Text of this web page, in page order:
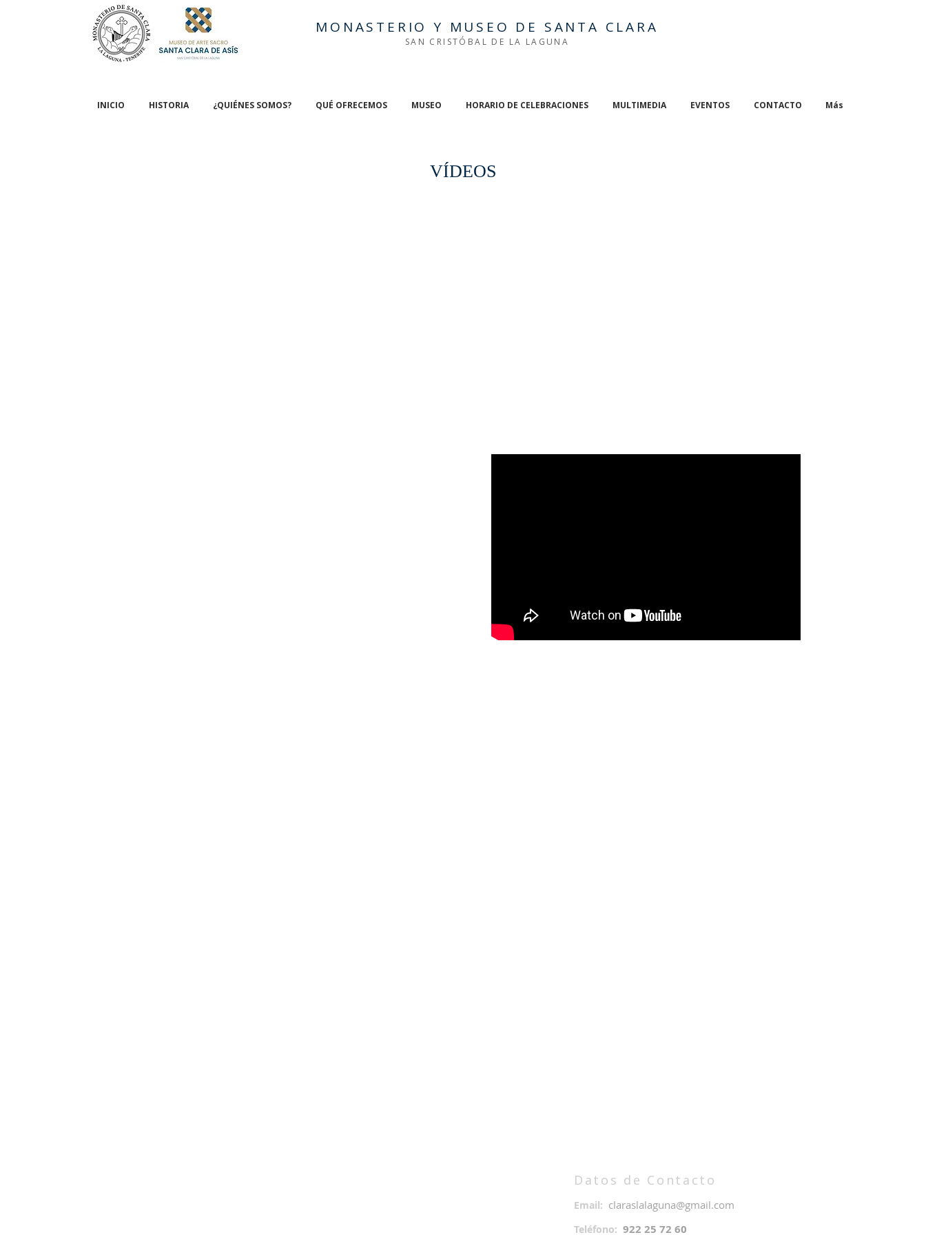
MONASTERIO Y MUSEO DE SANTA CLARA
SAN CRISTÓBAL DE LA LAGUNA
INICIO HISTORIA ¿QUIÉNES SOMOS? QUÉ OFRECEMOS MUSEO HORARIO DE CELEBRACIONES MULTIMEDIA EVENTOS CONTACTO Más
VÍDEOS
Datos de Contacto
Email: claraslalaguna@gmail.com
Teléfono: 922 25 72 60